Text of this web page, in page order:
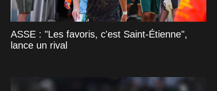
ASSE : "Les favoris, c'est Saint-Étienne",
lance un rival